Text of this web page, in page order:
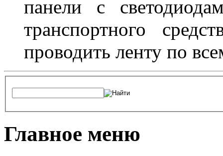
панели с
транспортного
проводить ленту по
Главное меню